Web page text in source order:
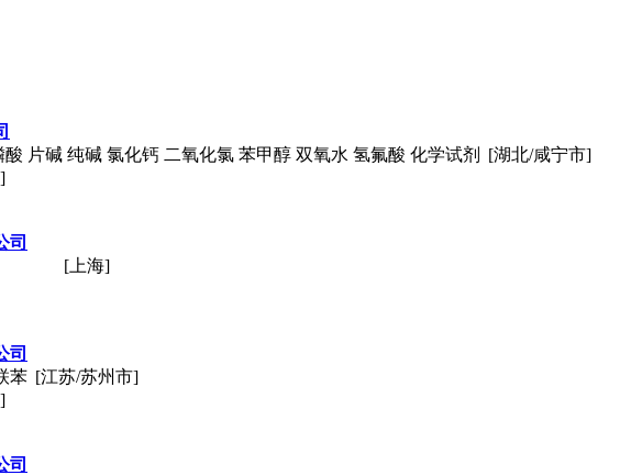
片碱 纯碱 氯化钙 二氧化氯 苯甲醇 双氧水 氢氟酸 化学试剂
[湖北/咸宁市]
司
[上海]
司
苯 [江苏/苏州市]
司